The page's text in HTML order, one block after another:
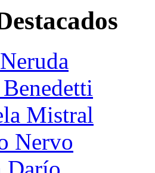
Mistral
Nervo